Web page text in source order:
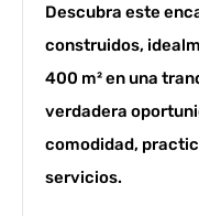
Descubra este
construidos,
400 m² en una
verdadera
comodidad,
servicios.